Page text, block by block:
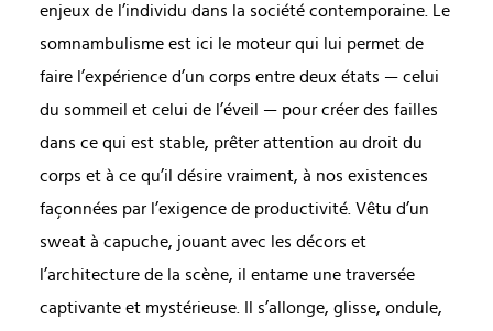
enjeux de l’individu dans la société contemporaine. Le
somnambulisme est ici le moteur qui lui permet de
faire l’expérience d’un corps entre deux états — celui
du sommeil et celui de l’éveil — pour créer des failles
dans ce qui est stable, prêter attention au droit du
corps et à ce qu’il désire vraiment, à nos existences
façonnées par l’exigence de productivité. Vêtu d’un
sweat à capuche, jouant avec les décors et
l’architecture de la scène, il entame une traversée
captivante et mystérieuse. Il s’allonge, glisse, ondule,